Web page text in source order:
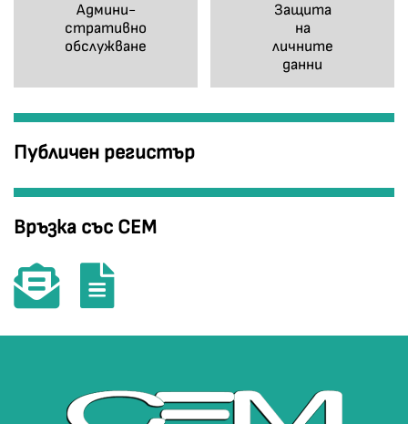
Админи-
стративно
обслужване
Защита
на
личните
данни
Публичен регистър
Връзка със СЕМ